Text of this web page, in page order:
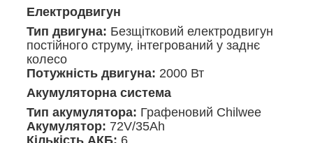
Електродвигун
Тип двигуна: Безщітковий електродвигун
постійного струму, інтегрований у заднє
колесо
Потужність двигуна: 2000 Вт
Акумуляторна система
Тип акумулятора: Графеновий Chilwee
Акумулятор: 72V/35Ah
Кількість АКБ: 6